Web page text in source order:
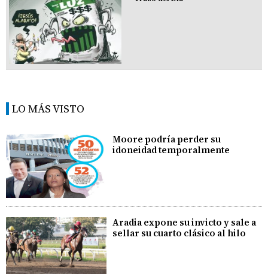
LO MÁS VISTO
Moore podría perder su
idoneidad temporalmente
Aradia expone su invicto y sale a
sellar su cuarto clásico al hilo